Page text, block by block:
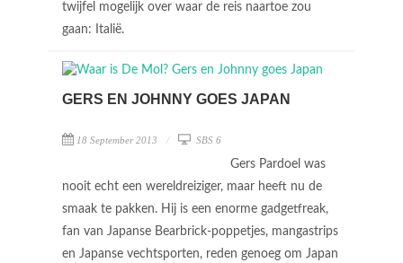
twijfel mogelijk over waar de reis naartoe zou
gaan: Italië.
GERS EN JOHNNY GOES JAPAN
18 September 2013 SBS 6
Gers Pardoel was
nooit echt een wereldreiziger, maar heeft nu de
smaak te pakken. Hij is een enorme gadgetfreak,
fan van Japanse Bearbrick-poppetjes, mangastrips
en Japanse vechtsporten, reden genoeg om Japan